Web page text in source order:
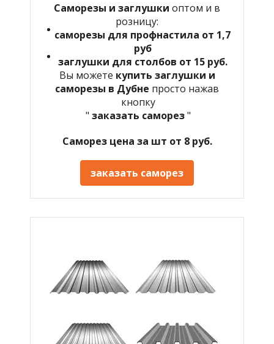
Саморезы и заглушки оптом и в
розницу:
саморезы для профнастила от 1,7
руб
заглушки для столбов от 15 руб.
Вы можете купить заглушки и
саморезы в Дубне просто нажав
кнопку
" заказать саморез"
Саморез цена за шт от 8 руб.
заказать саморез